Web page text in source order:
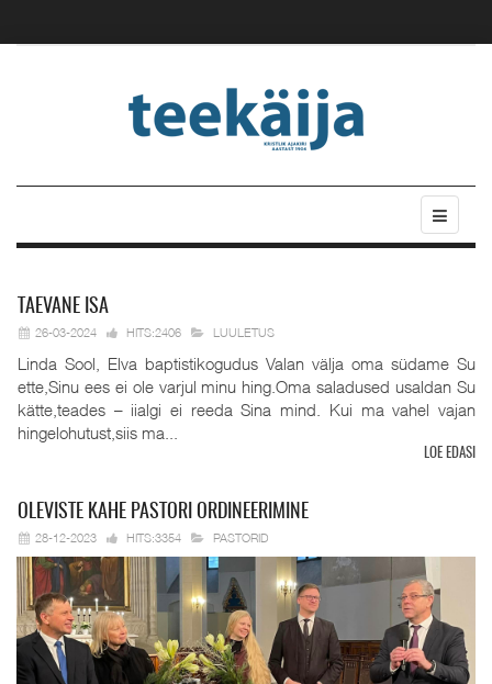
TAEVANE ISA
26-03-2024 HITS:2406 LUULETUS
Linda Sool, Elva baptistikogudus Valan välja oma südame Su
ette,Sinu ees ei ole varjul minu hing.Oma saladused usaldan Su
kätte,teades – iialgi ei reeda Sina mind. Kui ma vahel vajan
hingelohutust,siis ma...
LOE EDASI
OLEVISTE KAHE PASTORI ORDINEERIMINE
28-12-2023 HITS:3354 PASTORID